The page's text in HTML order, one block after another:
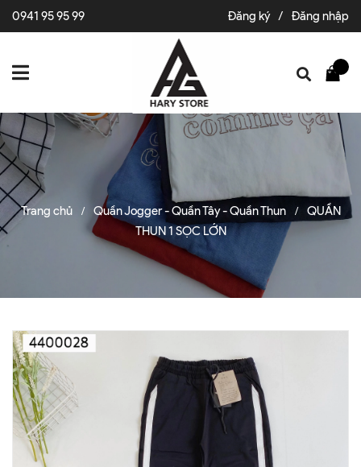
0941 95 95 99 Đăng ký / Đăng nhập
Trang chủ / Quần Jogger - Quần Tây - Quần Thun /
QUẦN
THUN 1 SỌC LỚN